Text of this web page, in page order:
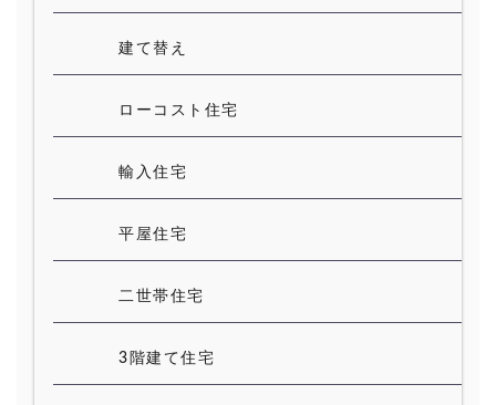
建て替え
ローコスト住宅
輸入住宅
平屋住宅
二世帯住宅
3階建て住宅